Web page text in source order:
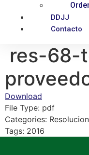
DDJJ
Contacto
res-68-
Download
File Type: pdf
Categories:
Tags: 2016